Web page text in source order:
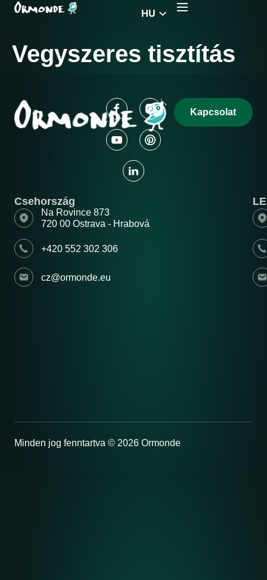
HU
CZ
FR
RS
EL
Vegyszeres tisztítás
Kapcsolat
Csehország
Na Rovince 873
720 00 Ostrava - Hrabová
+420 552 302 306
cz@ormonde.eu
Minden jog fenntartva © 2026 Ormonde